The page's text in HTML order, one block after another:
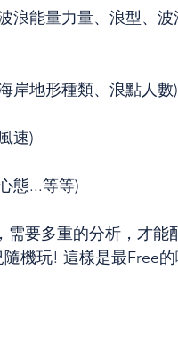
浪能量力量、浪型、
岸地形種類、浪點人數)
速)
態...等等)
要多重的分析，才能
機玩! 這樣是最Free